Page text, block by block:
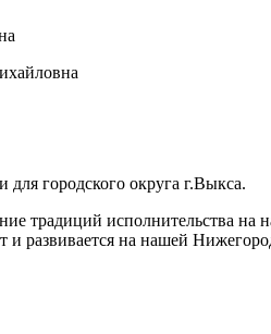
городского округа г.Выкса.
традиций исполнительства на
развивается на нашей